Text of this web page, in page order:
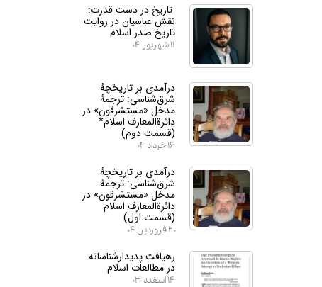
تاریخ در دست قدرت:
نقش عباسیان در روایت
تاریخ صدر اسلام
۱۱ شهریور ۰۴
درآمدی بر تاریخچهٔ
شرق‌شناسی: ترجمهٔ
مدخل «مستشرقون» در
دائرة‌المعارف اسلام*
(قسمت دوم)
۱۶ خرداد ۰۴
درآمدی بر تاریخچهٔ
شرق‌شناسی: ترجمهٔ
مدخل «مستشرقون» در
دائرة‌المعارف اسلام
(قسمت اول)
۲۰ فروردین ۰۴
رهیافت پدیدارشناسانه
در مطالعات اسلام
۱۴ اسفند ۰۳